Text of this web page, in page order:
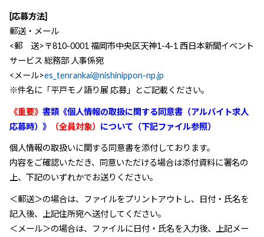
[応募方法]
郵送・メール
<郵 送>〒810-0001 福岡市中央区天神1-4-1 西日本新聞イベント
サービス 総務部 人事係宛
<メール>es_tenrankai@nishinippon-np.jp
※件名に「平戸モノ語り展 応募」とご記載ください。
《重要》 書類《個人情報の取扱に関する同意書（アルバイト求人
応募時）》
（全員対象） について（下記ファイル参照）
個人情報の取扱いに関する同意書を添付しております。
内容をご確認いただき、同意いただける場合は添付資料に署名の
上、下記のいずれかでお送りください。
＜郵送＞の場合は、ファイルをプリントアウトし、日付・氏名を
記入後、上記住所宛へ送付してください。
＜メール＞の場合は、ファイルに日付・氏名を入力後、上記メー